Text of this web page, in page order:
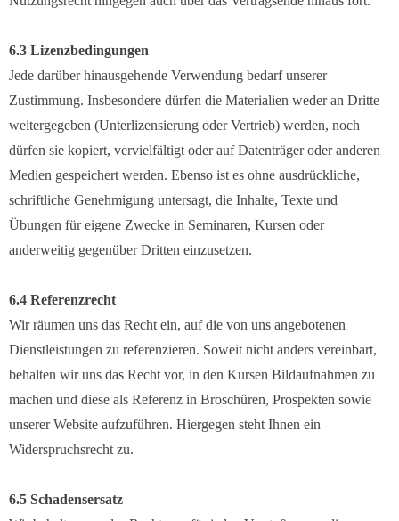
6.3 Lizenzbedingungen
Jede darüber hinausgehende Verwendung bedarf unserer
Zustimmung. Insbesondere dürfen die Materialien weder an Dritte
weitergegeben (Unterlizensierung oder Vertrieb) werden, noch
dürfen sie kopiert, vervielfältigt oder auf Datenträger oder anderen
Medien gespeichert werden. Ebenso ist es ohne ausdrückliche,
schriftliche Genehmigung untersagt, die Inhalte, Texte und
Übungen für eigene Zwecke in Seminaren, Kursen oder
anderweitig gegenüber Dritten einzusetzen.
6.4 Referenzrecht
Wir räumen uns das Recht ein, auf die von uns angebotenen
Dienstleistungen zu referenzieren. Soweit nicht anders vereinbart,
behalten wir uns das Recht vor, in den Kursen Bildaufnahmen zu
machen und diese als Referenz in Broschüren, Prospekten sowie
unserer Website aufzuführen. Hiergegen steht Ihnen ein
Widerspruchsrecht zu.
6.5 Schadensersatz